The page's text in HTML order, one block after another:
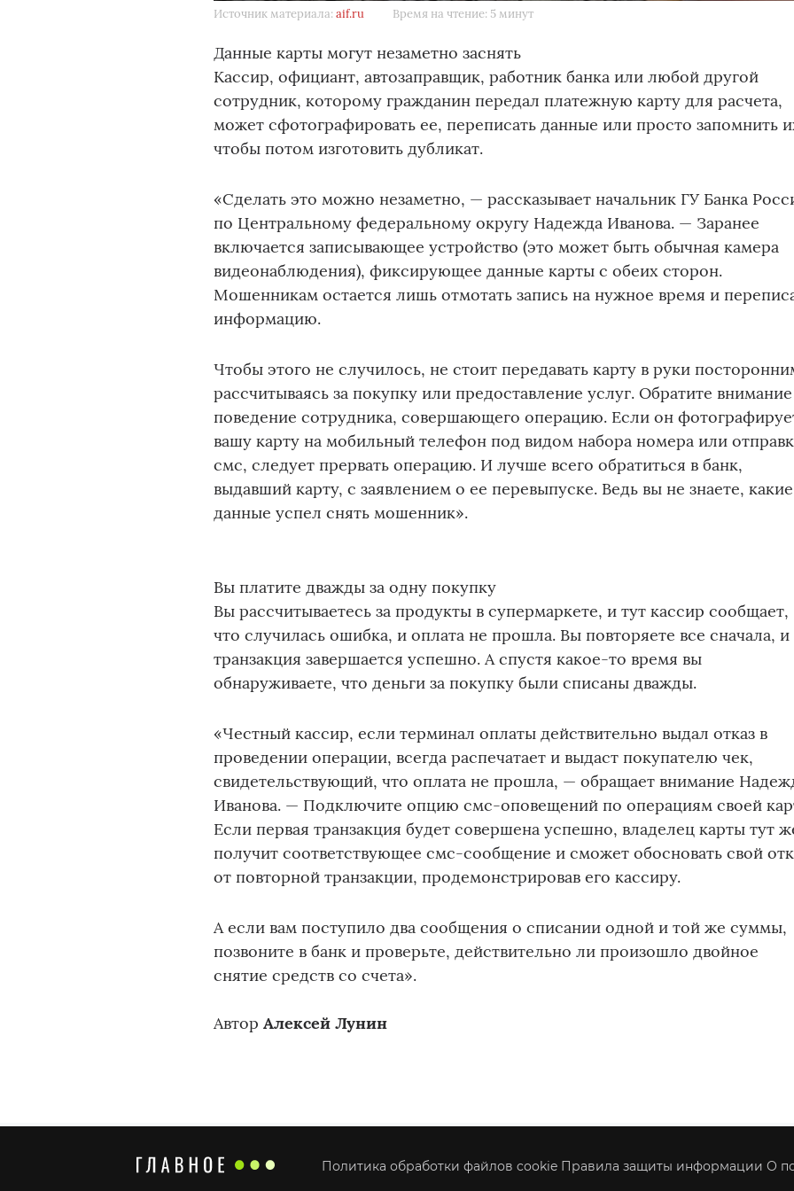
Источник материала:aif.ru Время на чтение: 5 минут
Данные карты могут незаметно заснять
Кассир, официант, автозаправщик, работник банка или любой другой
сотрудник, которому гражданин передал платежную карту для расчета,
может сфотографировать ее, переписать данные или просто запомнить
чтобы потом изготовить дубликат.
«Сделать это можно незаметно, — рассказывает начальник ГУ Банка
по Центральному федеральному округу Надежда Иванова. — Заранее
включается записывающее устройство (это может быть обычная камера
видеонаблюдения), фиксирующее данные карты с обеих сторон.
Мошенникам остается лишь отмотать запись на нужное время и
информацию.
Чтобы этого не случилось, не стоит передавать карту в руки
рассчитываясь за покупку или предоставление услуг. Обратите
поведение сотрудника, совершающего операцию. Если он
вашу карту на мобильный телефон под видом набора номера или
смс, следует прервать операцию. И лучше всего обратиться в банк,
выдавший карту, с заявлением о ее перевыпуске. Ведь вы не знаете, какие
данные успел снять мошенник».
Вы платите дважды за одну покупку
Вы рассчитываетесь за продукты в супермаркете, и тут кассир сообщает,
что случилась ошибка, и оплата не прошла. Вы повторяете все сначала, и
транзакция завершается успешно. А спустя какое-то время вы
обнаруживаете, что деньги за покупку были списаны дважды.
«Честный кассир, если терминал оплаты действительно выдал отказ в
проведении операции, всегда распечатает и выдаст покупателю чек,
свидетельствующий, что оплата не прошла, — обращает внимание
Иванова. — Подключите опцию смс-оповещений по операциям своей
Если первая транзакция будет совершена успешно, владелец карты тут
получит соответствующее смс-сообщение и сможет обосновать свой
от повторной транзакции, продемонстрировав его кассиру.
А если вам поступило два сообщения о списании одной и той же суммы,
позвоните в банк и проверьте, действительно ли произошло двойное
снятие средств со счета».
АвторАлексей Лунин
Политика обработки файлов cookie Правила защиты информации О